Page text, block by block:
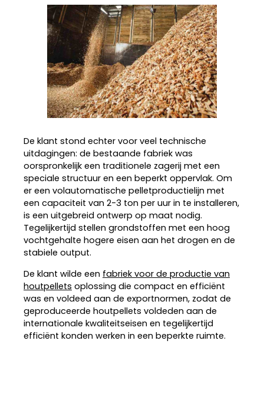
De klant stond echter voor veel technische
uitdagingen: de bestaande fabriek was
oorspronkelijk een traditionele zagerij met een
speciale structuur en een beperkt oppervlak. Om
er een volautomatische pelletproductielijn met
een capaciteit van 2-3 ton per uur in te installeren,
is een uitgebreid ontwerp op maat nodig.
Tegelijkertijd stellen grondstoffen met een hoog
vochtgehalte hogere eisen aan het drogen en de
stabiele output.
De klant wilde een fabriek voor de productie van
houtpellets oplossing die compact en efficiënt
was en voldeed aan de exportnormen, zodat de
geproduceerde houtpellets voldeden aan de
internationale kwaliteitseisen en tegelijkertijd
efficiënt konden werken in een beperkte ruimte.